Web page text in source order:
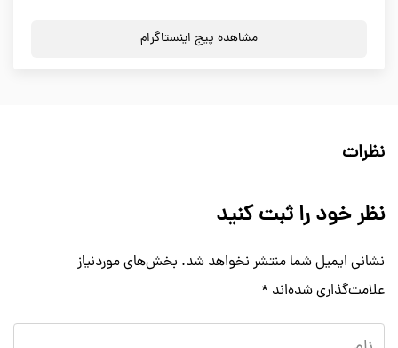
مشاهده پیج اینستاگرام
نظرات
نظر خود را ثبت کنید
نشانی ایمیل شما منتشر نخواهد شد. بخش‌های موردنیاز
علامت‌گذاری شده‌اند *